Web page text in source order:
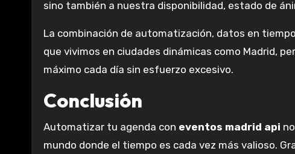
sino también a nuestra disponibilidad, estado de
La combinación de automatización, datos en
que vivimos en ciudades dinámicas como Madrid,
máximo cada día sin esfuerzo excesivo.
Conclusión
Automatizar tu agenda con eventos madrid api
mundo donde el tiempo es cada vez más valioso.